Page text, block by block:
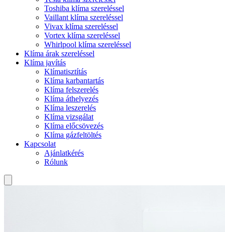
Toshiba klíma szereléssel
Vaillant klíma szereléssel
Vivax klíma szereléssel
Vortex klíma szereléssel
Whirlpool klíma szereléssel
Klíma árak szereléssel
Klíma javítás
Klímatisztítás
Klíma karbantartás
Klíma felszerelés
Klíma áthelyezés
Klíma leszerelés
Klíma vizsgálat
Klíma előcsövezés
Klíma gázfeltöltés
Kapcsolat
Ajánlatkérés
Rólunk